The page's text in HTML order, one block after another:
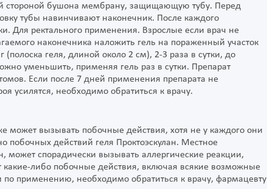
стороной бушона мембрану, защищающую тубу. Перед
тубы навинчивают наконечник. После каждого
Для ректального применения. Взрослые если врач не
наконечника наложить гель на пораженный участок
геля, длиной около 2 см), 2-3 раза в сутки, до
уменьшить, применяя гель раз в сутки. Препарат
Если после 7 дней применения препарата не
усилятся, необходимо обратиться к врачу.
может вызывать побочные действия, хотя не у каждого они
побочных действий геля Проктоэскулан. Местное
спорадически вызывать аллергические реакции,
какие-либо побочные действия, включая всякие возможные
применению, необходимо обратиться к врачу, фармацевту